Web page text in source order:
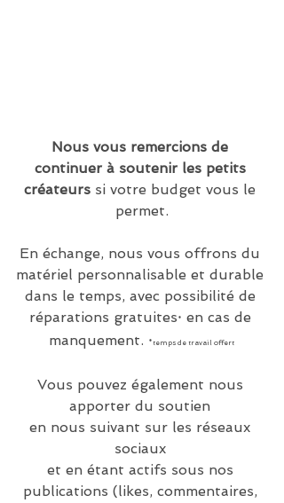
Nous vous remercions de
continuer à soutenir les petits
créateurs si votre budget vous le
permet.
En échange, nous vous offrons du
matériel personnalisable et durable
dans le temps, avec possibilité de
réparations gratuites * en cas de
manquement.
*temps de travail offert
Vous pouvez également nous
apporter du soutien
en nous suivant sur les réseaux
sociaux
et en étant actifs sous nos
publications (likes, commentaires,